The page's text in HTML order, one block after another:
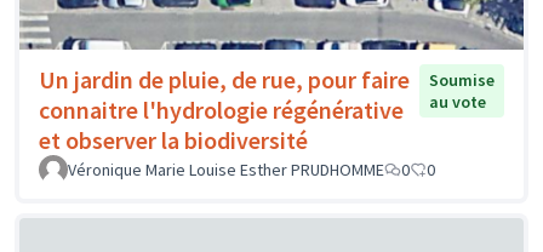
Un jardin de pluie, de rue, pour faire
connaitre l'hydrologie régénérative
et observer la biodiversité
Soumise
au vote
Véronique Marie Louise Esther PRUDHOMME 0 0